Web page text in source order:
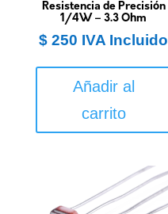
Resistencia de Precisión
1/4W – 3.3 Ohm
$ 250 IVA Incluido
Añadir al
carrito